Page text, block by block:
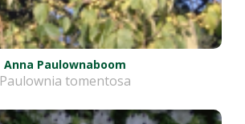
Anna Paulownaboom
Paulownia tomentosa